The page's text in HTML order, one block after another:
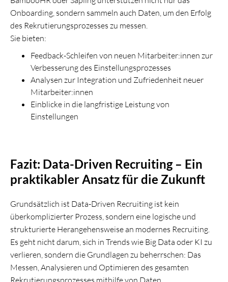
Onboarding, sondern sammeln auch Daten, um den Erfolg
des Rekrutierungsprozesses zu messen.
Sie bieten:
Feedback-Schleifen von neuen Mitarbeiter:innen zur
Verbesserung des Einstellungsprozesses
Analysen zur Integration und Zufriedenheit neuer
Mitarbeiter:innen
Einblicke in die langfristige Leistung von
Einstellungen
Fazit: Data-Driven Recruiting – Ein
praktikabler Ansatz für die Zukunft
Grundsätzlich ist Data-Driven Recruiting ist kein
überkomplizierter Prozess, sondern eine logische und
strukturierte Herangehensweise an modernes Recruiting.
Es geht nicht darum, sich in Trends wie Big Data oder KI zu
verlieren, sondern die Grundlagen zu beherrschen: Das
Messen, Analysieren und Optimieren des gesamten
Rekrutierungsprozesses mithilfe von Daten.